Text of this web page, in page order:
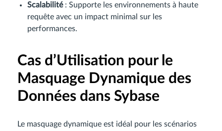
Scalabilité: Supporte les environnements à haute
requête avec un impact minimal sur les
performances.
Cas d’Utilisation pour le
Masquage Dynamique des
Données dans Sybase
Le masquage dynamique est idéal pour les scénarios